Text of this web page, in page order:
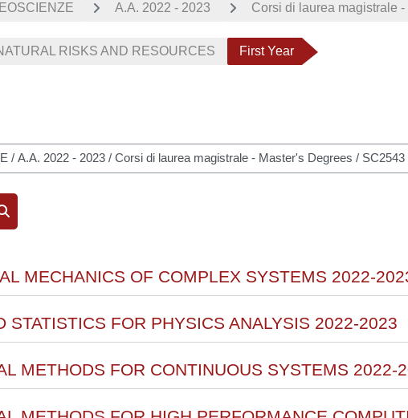
A.A. 2022 - 2023 Corsi di laurea magistrale
RISKS AND RESOURCES First Year
MECHANICS OF COMPLEX SYSTEMS 2022-
STATISTICS FOR PHYSICS ANALYSIS 2022-2023
METHODS FOR CONTINUOUS SYSTEMS 2022-